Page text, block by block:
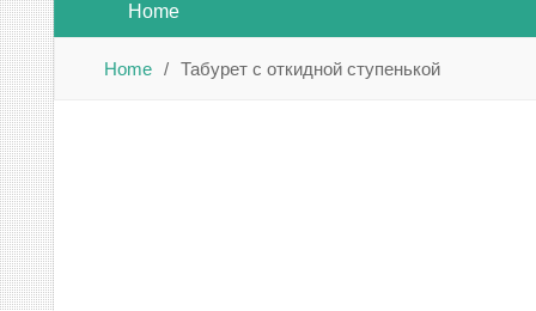
Home
Home Табурет с откидной ступенькой